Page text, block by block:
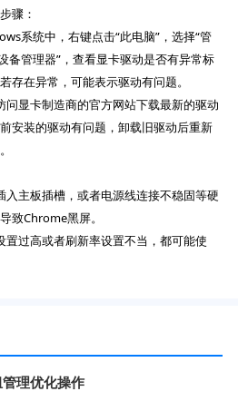
骤：
系统中，右键点击“此电脑”，选择“管
备管理器”，查看显卡驱动是否有异常标
存在异常，可能表示驱动有问题。
问显卡制造商的官方网站下载最新的驱动
安装的驱动有问题，卸载旧驱动后重新
入主板插槽，或者电源线连接不稳固等硬
致Chrome黑屏。
置过高或者刷新率设置不当，都可能使
理优化操作